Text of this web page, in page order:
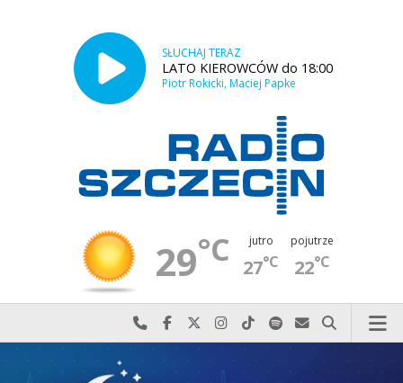
SŁUCHAJ TERAZ
LATO KIEROWCÓW do 18:00
Piotr Rokicki, Maciej Papke
29°C jutro
27°C
pojutrze
22°C
Najlepiej po prostu do nas zadzwoń
Odwiedź nas na Facebook-u
Odwiedź nas na X
Odwiedź nas na Instagram-ie
Odwiedź nas na TikTok-u
Szukaj nas na Spotify
Wyślij do nas
Szukaj